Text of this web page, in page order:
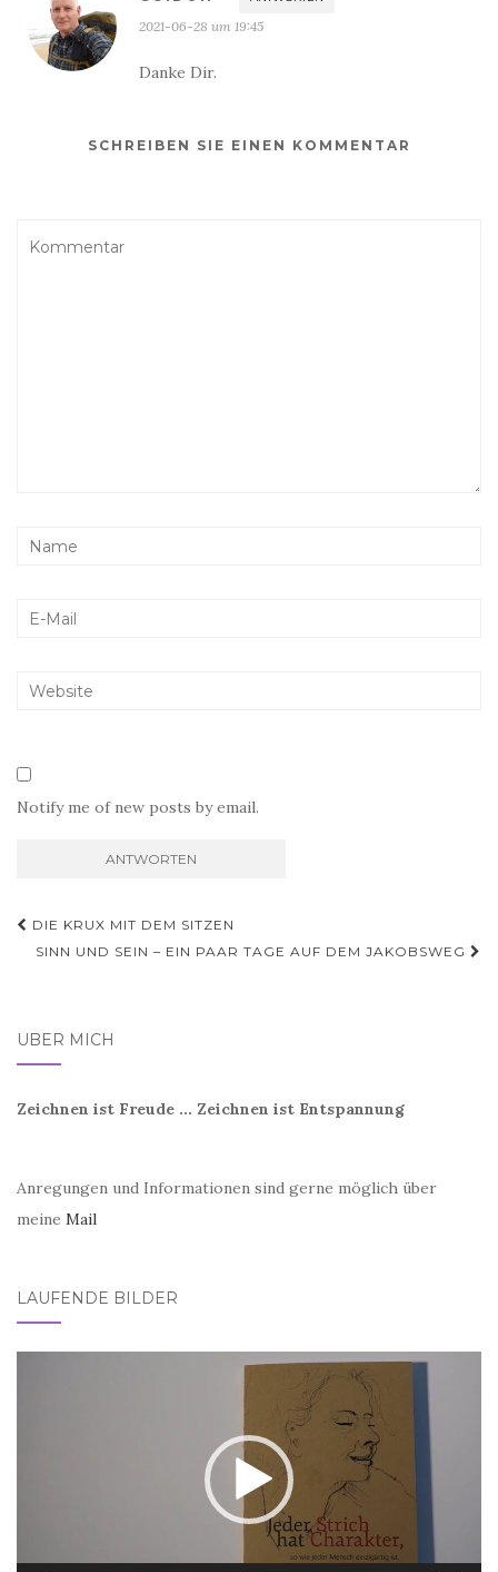
2021-06-28 um 19:45
Danke Dir.
SCHREIBEN SIE EINEN KOMMENTAR
Notify me of new posts by email.
Beitragsnavigation
DIE KRUX MIT DEM SITZEN
SINN UND SEIN – EIN PAAR TAGE AUF DEM JAKOBSWEG
ÜBER MICH
Zeichnen ist Freude ... Zeichnen ist Entspannung
Anregungen und Informationen sind gerne möglich über
meine Mail
LAUFENDE BILDER